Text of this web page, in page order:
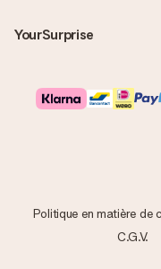
YourSurprise
Politique en matière de
C.G.V.